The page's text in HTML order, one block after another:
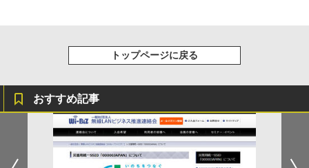
トップページに戻る
おすすめ記事